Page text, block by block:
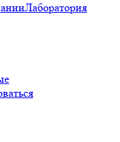
Лаборатория